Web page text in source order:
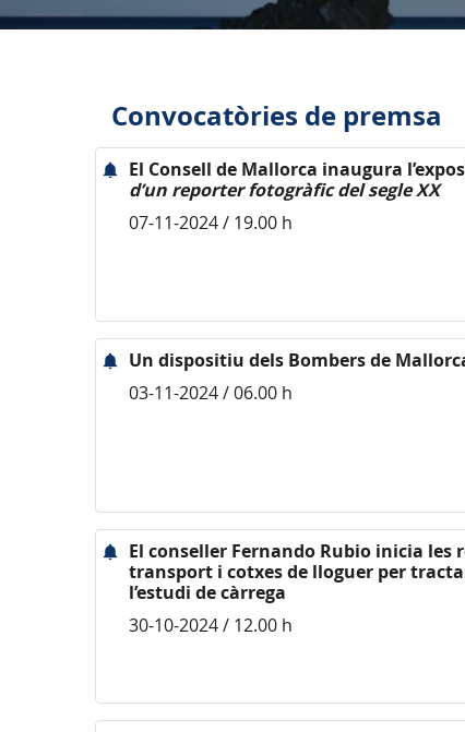
Convocatòries de premsa
El Consell de Mallorca inaugura
d’un reporter fotogràfic del segle XX
07-11-2024 / 19.00 h
Un dispositiu dels Bombers de
03-11-2024 / 06.00 h
El conseller Fernando Rubio inicia les
transport i cotxes de lloguer per
l’estudi de càrrega
30-10-2024 / 12.00 h